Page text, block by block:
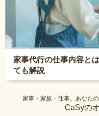
家事代行の仕事内容と
ても解説
家事・家族・仕事。あなた
CaSyの